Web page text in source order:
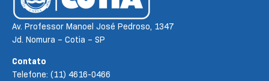
Av. Professor Manoel José Pedroso, 1347
Jd. Nomura – Cotia – SP
Contato
Telefone: (11) 4616-0466